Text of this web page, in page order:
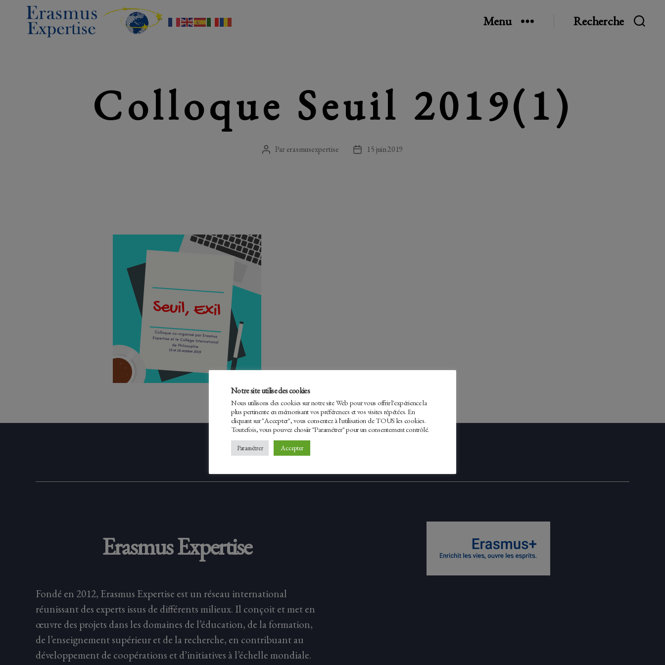
Menu Recherche
Colloque Seuil 2019(1)
Auteur
Parerasmusexpertise
Date15 juin 2019
Facebook
Erasmus Expertise
Fondé en 2012, Erasmus Expertise est un réseau international
réunissant des experts issus de différents milieux. Il conçoit et met en
œuvre des projets dans les domaines de l’éducation, de la formation,
de l’enseignement supérieur et de la recherche, en contribuant au
développement de coopérations et d’initiatives à l’échelle mondiale.
Notre site utilise des cookies
Nous utilisons des cookies sur notre site Web pour vous offrir l'expérience la
plus pertinente en mémorisant vos préférences et vos visites répétées. En
cliquant sur "Accepter", vous consentez à l'utilisation de TOUS les cookies.
Toutefois, vous pouvez chosiir "Paramétrer" pour un consentement contrôlé.
Paramétrer Accepter